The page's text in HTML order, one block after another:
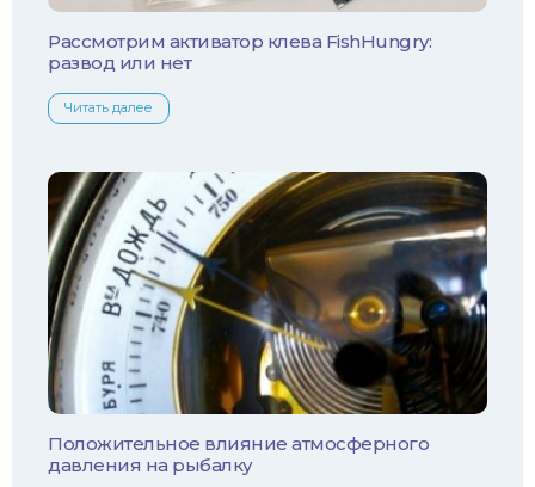
Линь
Белый амур
Осетр
Ротан
Сом
Толстолобик
Уклейка
Форель
Рассмотрим активатор клева FishHungry:
развод или нет
Читать далее
Положительное влияние атмосферного
давления на рыбалку